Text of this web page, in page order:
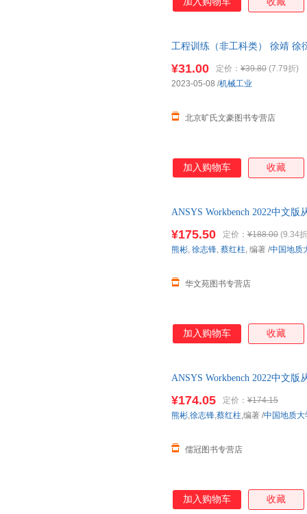
工程训练（非工科类） 徐靖 徐
¥31.00 定价： ¥39.80 (7.79折)
北京旷氏文豪图书专营店
2023-05-08 /机械工业
加入购物车 收藏
ANSYS Workbench 2022中文
¥175.50 定价： ¥188.00 (9.34
华文苑图书专营店
熊彬, 徐志锋, 蔡红柱, 编著 /中国地质
加入购物车 收藏
ANSYS Workbench 2022中文
分书籍卖价高于定价 介者慎拍.
¥174.05 定价： ¥174.15
儒冠图书专营店
熊彬,徐志锋,蔡红柱,编著 /中国地质
加入购物车 收藏